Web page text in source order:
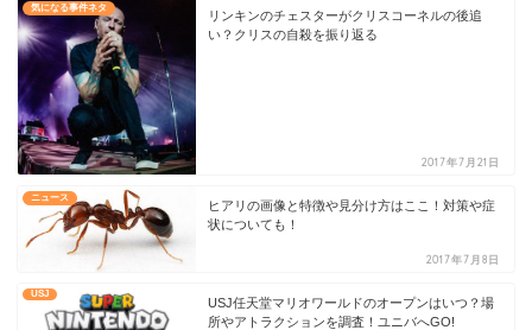
気になる事件ネタ
リンキンのチェスターがクリスコーネルの後追
い？クリスの自殺を振り返る
2017年7月21日
ニュース
ヒアリの画像と特徴や見分け方はここ！対策や症
状についても！
2017年7月8日
USJ
USJ任天堂マリオワールドのオープンはいつ？場
所やアトラクションを調査！ユニバへGO!